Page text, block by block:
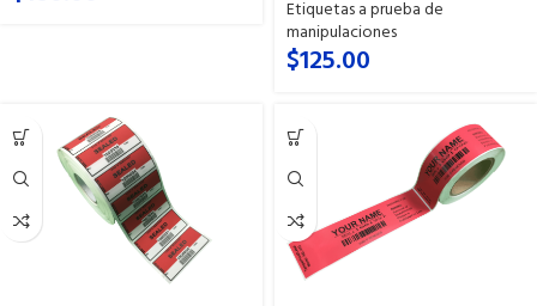
Etiquetas a prueba de
manipulaciones
$125.00